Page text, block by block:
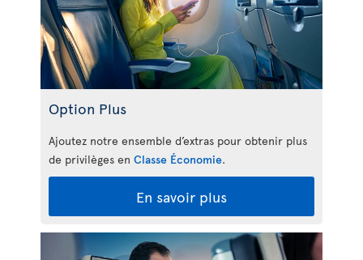
Option Plus
Ajoutez notre ensemble d’extras pour obtenir plus
de privilèges en Classe Économie.
En savoir plus